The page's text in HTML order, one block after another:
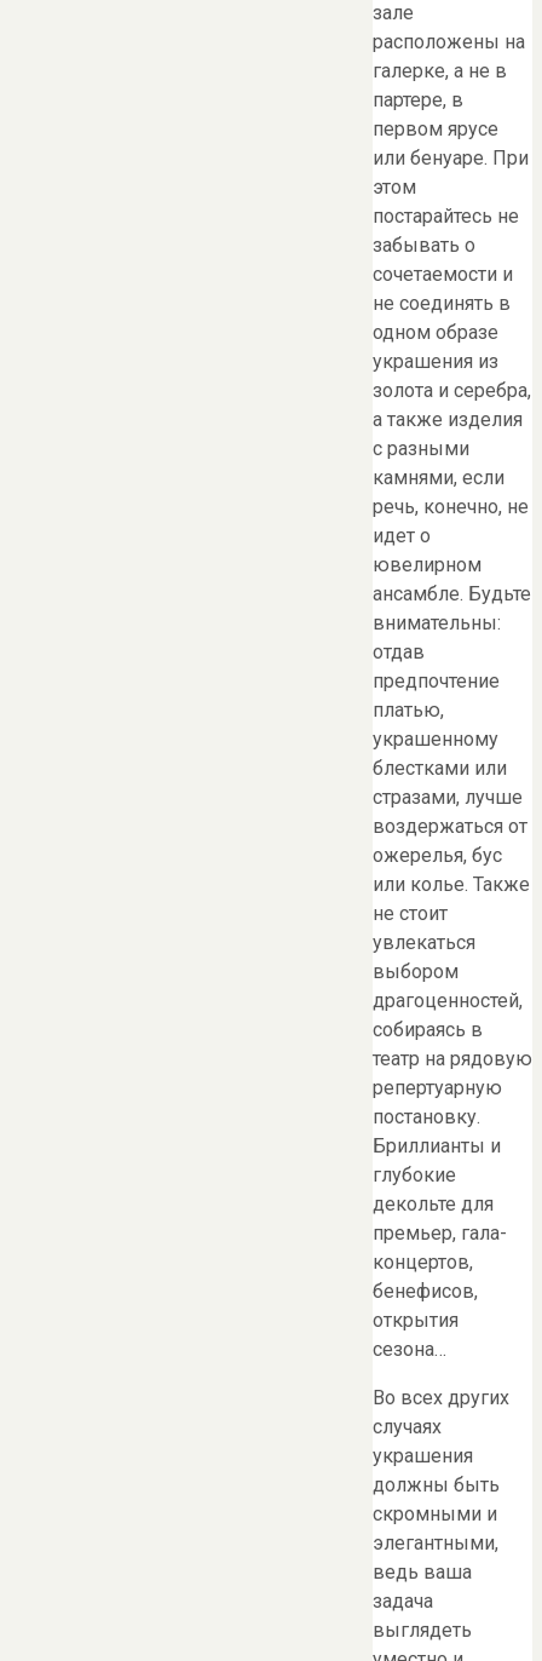
зале
расположены на
галерке, а не в
партере, в
первом ярусе
или бенуаре. При
этом
постарайтесь не
забывать о
сочетаемости и
не соединять в
одном образе
украшения из
золота и серебра,
а также изделия
с разными
камнями, если
речь, конечно, не
идет о
ювелирном
ансамбле. Будьте
внимательны:
отдав
предпочтение
платью,
украшенному
блестками или
стразами, лучше
воздержаться от
ожерелья, бус
или колье. Также
не стоит
увлекаться
выбором
драгоценностей,
собираясь в
театр на рядовую
репертуарную
постановку.
Бриллианты и
глубокие
декольте для
премьер, гала-
концертов,
бенефисов,
открытия
сезона…
Во всех других
случаях
украшения
должны быть
скромными и
элегантными,
ведь ваша
задача
выглядеть